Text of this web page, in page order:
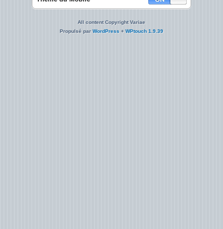
All content Copyright Variae
Propulsé parWordPress + WPtouch 1.9.39